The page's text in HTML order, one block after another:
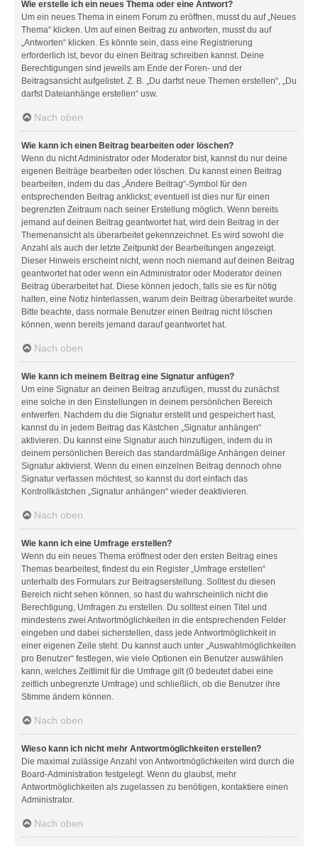
Wie erstelle ich ein neues Thema oder eine Antwort?
Um ein neues Thema in einem Forum zu eröffnen, musst du auf „Neues
Thema“ klicken. Um auf einen Beitrag zu antworten, musst du auf
„Antworten“ klicken. Es könnte sein, dass eine Registrierung
erforderlich ist, bevor du einen Beitrag schreiben kannst. Deine
Berechtigungen sind jeweils am Ende der Foren- und der
Beitragsansicht aufgelistet. Z. B. „Du darfst neue Themen erstellen“, „Du
darfst Dateianhänge erstellen“ usw.
Nach oben
Wie kann ich einen Beitrag bearbeiten oder löschen?
Wenn du nicht Administrator oder Moderator bist, kannst du nur deine
eigenen Beiträge bearbeiten oder löschen. Du kannst einen Beitrag
bearbeiten, indem du das „Ändere Beitrag“-Symbol für den
entsprechenden Beitrag anklickst; eventuell ist dies nur für einen
begrenzten Zeitraum nach seiner Erstellung möglich. Wenn bereits
jemand auf deinen Beitrag geantwortet hat, wird dein Beitrag in der
Themenansicht als überarbeitet gekennzeichnet. Es wird sowohl die
Anzahl als auch der letzte Zeitpunkt der Bearbeitungen angezeigt.
Dieser Hinweis erscheint nicht, wenn noch niemand auf deinen Beitrag
geantwortet hat oder wenn ein Administrator oder Moderator deinen
Beitrag überarbeitet hat. Diese können jedoch, falls sie es für nötig
halten, eine Notiz hinterlassen, warum dein Beitrag überarbeitet wurde.
Bitte beachte, dass normale Benutzer einen Beitrag nicht löschen
können, wenn bereits jemand darauf geantwortet hat.
Nach oben
Wie kann ich meinem Beitrag eine Signatur anfügen?
Um eine Signatur an deinen Beitrag anzufügen, musst du zunächst
eine solche in den Einstellungen in deinem persönlichen Bereich
entwerfen. Nachdem du die Signatur erstellt und gespeichert hast,
kannst du in jedem Beitrag das Kästchen „Signatur anhängen“
aktivieren. Du kannst eine Signatur auch hinzufügen, indem du in
deinem persönlichen Bereich das standardmäßige Anhängen deiner
Signatur aktivierst. Wenn du einen einzelnen Beitrag dennoch ohne
Signatur verfassen möchtest, so kannst du dort einfach das
Kontrollkästchen „Signatur anhängen“ wieder deaktivieren.
Nach oben
Wie kann ich eine Umfrage erstellen?
Wenn du ein neues Thema eröffnest oder den ersten Beitrag eines
Themas bearbeitest, findest du ein Register „Umfrage erstellen“
unterhalb des Formulars zur Beitragserstellung. Solltest du diesen
Bereich nicht sehen können, so hast du wahrscheinlich nicht die
Berechtigung, Umfragen zu erstellen. Du solltest einen Titel und
mindestens zwei Antwortmöglichkeiten in die entsprechenden Felder
eingeben und dabei sicherstellen, dass jede Antwortmöglichkeit in
einer eigenen Zeile steht. Du kannst auch unter „Auswahlmöglichkeiten
pro Benutzer“ festlegen, wie viele Optionen ein Benutzer auswählen
kann, welches Zeitlimit für die Umfrage gilt (0 bedeutet dabei eine
zeitlich unbegrenzte Umfrage) und schließlich, ob die Benutzer ihre
Stimme ändern können.
Nach oben
Wieso kann ich nicht mehr Antwortmöglichkeiten erstellen?
Die maximal zulässige Anzahl von Antwortmöglichkeiten wird durch die
Board-Administration festgelegt. Wenn du glaubst, mehr
Antwortmöglichkeiten als zugelassen zu benötigen, kontaktiere einen
Administrator.
Nach oben